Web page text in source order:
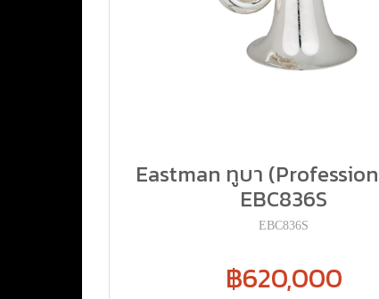
Eastman ทูบา
EBC836S
EBC836S
฿620,000